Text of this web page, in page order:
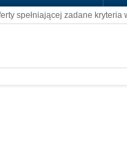
spełniającej zadane kryteria